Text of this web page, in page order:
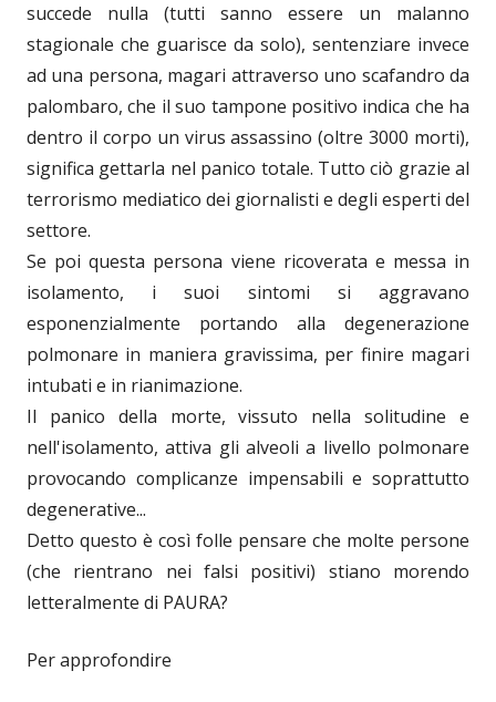
succede nulla (tutti sanno essere un malanno
stagionale che guarisce da solo), sentenziare invece
ad una persona, magari attraverso uno scafandro da
palombaro, che il suo tampone positivo indica che ha
dentro il corpo un virus assassino (oltre 3000 morti),
significa gettarla nel panico totale. Tutto ciò grazie al
terrorismo mediatico dei giornalisti e degli esperti del
settore.
Se poi questa persona viene ricoverata e messa in
isolamento, i suoi sintomi si aggravano
esponenzialmente portando alla degenerazione
polmonare in maniera gravissima, per finire magari
intubati e in rianimazione.
Il panico della morte, vissuto nella solitudine e
nell'isolamento, attiva gli alveoli a livello polmonare
provocando complicanze impensabili e soprattutto
degenerative...
Detto questo è così folle pensare che molte persone
(che rientrano nei falsi positivi) stiano morendo
letteralmente di PAURA?
Per approfondire